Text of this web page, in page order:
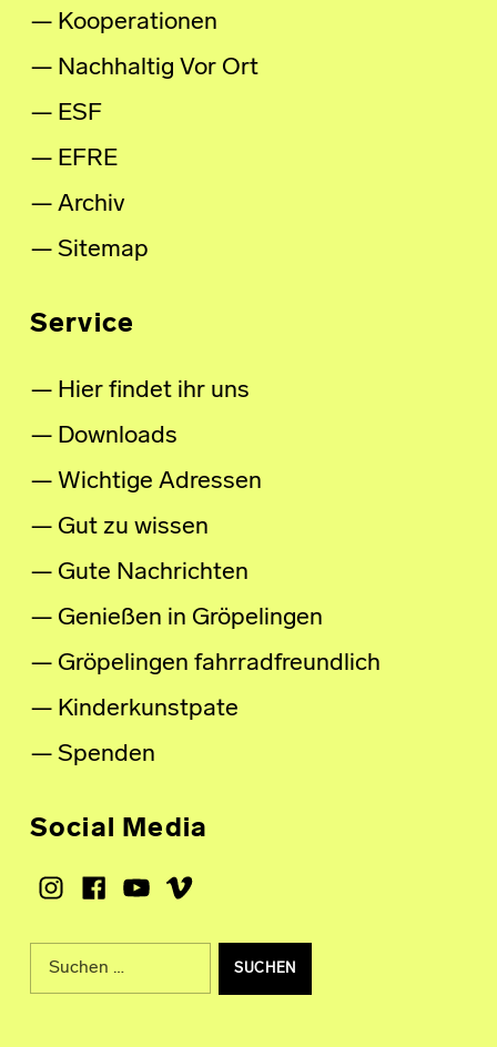
Kooperationen
Nachhaltig Vor Ort
ESF
EFRE
Archiv
Sitemap
Service
Hier findet ihr uns
Downloads
Wichtige Adressen
Gut zu wissen
Gute Nachrichten
Genießen in Gröpelingen
Gröpelingen fahrradfreundlich
Kinderkunstpate
Spenden
Social Media
Instagram
Facebook
Youtube
Vimeo
Suche nach: